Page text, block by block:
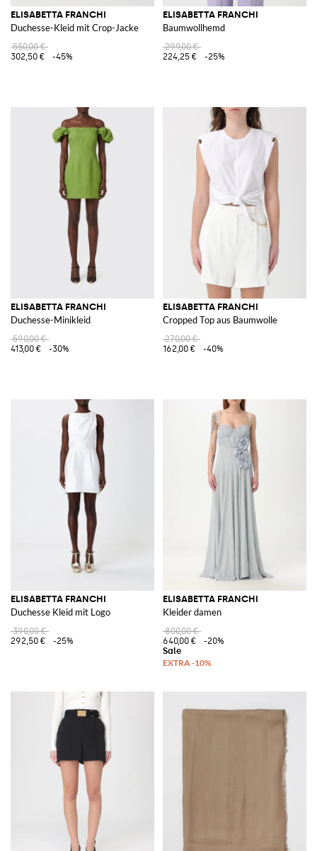
ELISABETTA FRANCHI
Duchesse-Kleid mit Crop-Jacke
550,00 €
302,50 €
-45%
ELISABETTA FRANCHI
Baumwollhemd
299,00 €
224,25 €
-25%
ELISABETTA FRANCHI
Duchesse-Minikleid
590,00 €
413,00 €
-30%
ELISABETTA FRANCHI
Cropped Top aus Baumwolle
270,00 €
162,00 €
-40%
ELISABETTA FRANCHI
Duchesse Kleid mit Logo
390,00 €
292,50 €
-25%
ELISABETTA FRANCHI
Kleider damen
800,00 €
640,00 €
-20%